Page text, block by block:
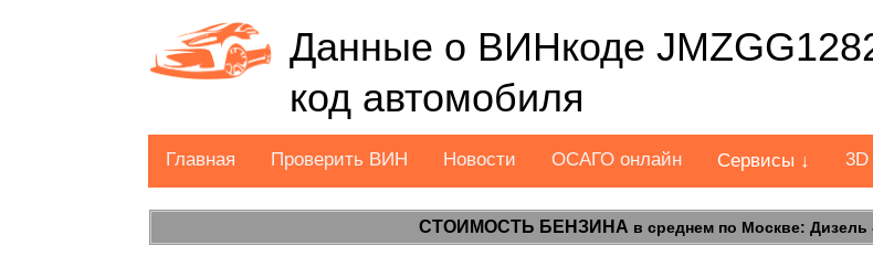
Данные о ВИНкоде
код автомобиля
Главная Проверить ВИН Новости ОСАГО онлайн Сервисы ↓
СТОИМОСТЬ БЕНЗИНА в среднем по Москве: